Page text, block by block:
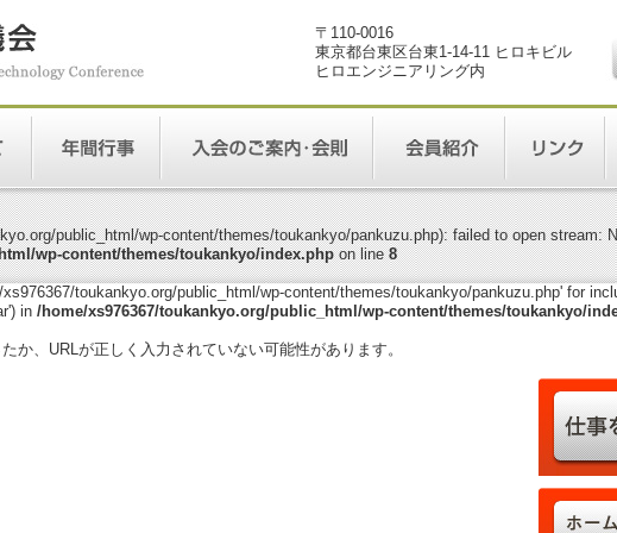
〒110-0016
東京都台東区台東1-14-11 ヒロキビル
ヒロエンジニアリング内
public_html/wp-content/themes/toukankyo/pankuzu.php): failed to open stream:
wp-content/themes/toukankyo/index.phpon line8
toukankyo.org/public_html/wp-content/themes/toukankyo/pankuzu.php' for
in /home/xs976367/toukankyo.org/public_html/wp-content/themes/toukankyo/
か、URLが正しく入力されていない可能性があります。